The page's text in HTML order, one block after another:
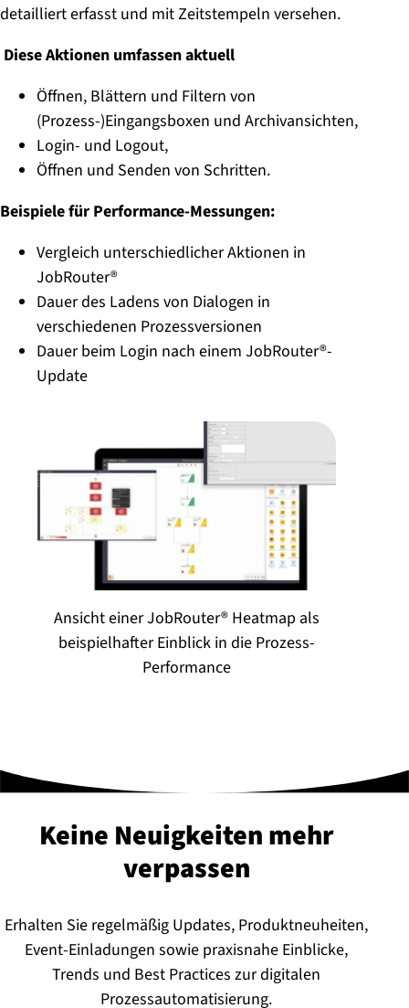
detailliert erfasst und mit Zeitstempeln versehen.
Diese Aktionen umfassen aktuell
Öffnen, Blättern und Filtern von
(Prozess-)Eingangsboxen und Archivansichten,
Login- und Logout,
Öffnen und Senden von Schritten.
Beispiele für Performance-Messungen:
Vergleich unterschiedlicher Aktionen in
JobRouter®
Dauer des Ladens von Dialogen in
verschiedenen Prozessversionen
Dauer beim Login nach einem JobRouter®-
Update
Ansicht einer JobRouter® Heatmap als
beispielhafter Einblick in die Prozess-
Performance
Keine Neuigkeiten mehr
verpassen
Erhalten Sie regelmäßig Updates, Produktneuheiten,
Event-Einladungen sowie praxisnahe Einblicke,
Trends und Best Practices zur digitalen
Prozessautomatisierung.